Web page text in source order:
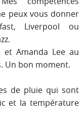
peux vous donner
Liverpool ou
Amanda Lee au
Un bon moment.
de pluie qui sont
et la température